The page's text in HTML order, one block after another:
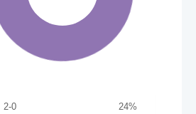
2-0 %
24